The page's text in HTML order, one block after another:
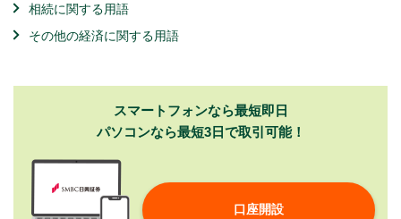
相続に関する用語
その他の経済に関する用語
スマートフォンなら最短即日
パソコンなら最短3日で取引可能！
口座開設